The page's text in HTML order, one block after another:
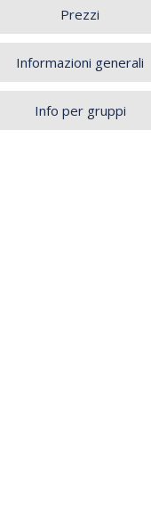
Prezzi
Informazioni generali
Info per gruppi